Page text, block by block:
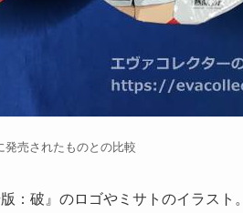
発売されたものとの比較
：破』のロゴやミサトのイラスト。